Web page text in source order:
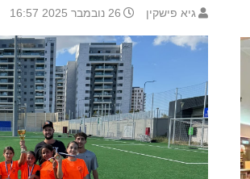
גיא פישקין 26 נובמבר 2025 16:57